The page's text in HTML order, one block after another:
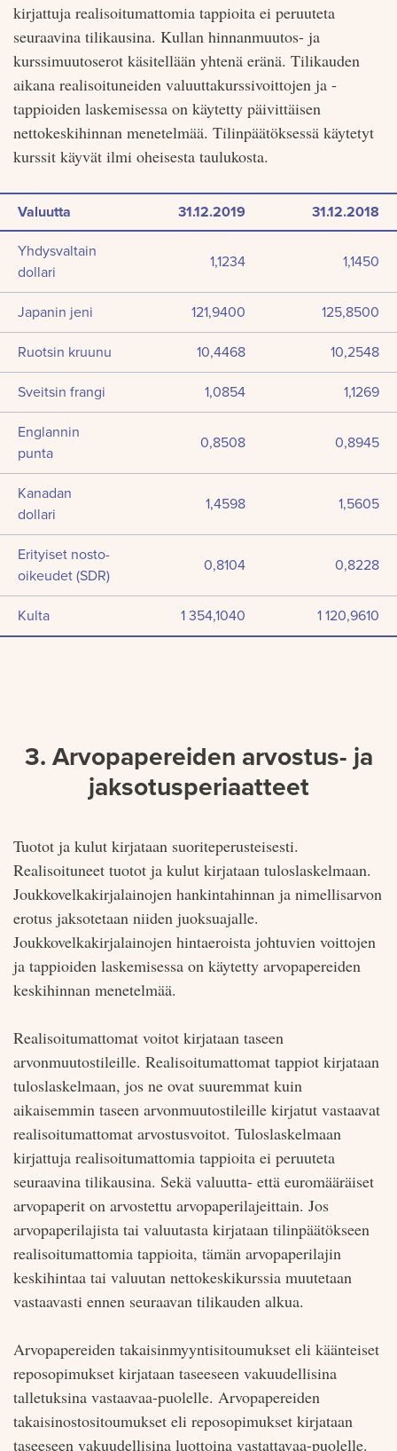
kirjattuja realisoitumattomia tap­pioita ei peruuteta
seuraavina tilikausina. Kullan hinnanmuutos- ja
kurssimuutoserot käsitellään yhtenä eränä. Tilikauden
aikana realisoituneiden valuuttakurssivoittojen ja -
tappioiden laskemisessa on käytetty päivittäisen
nettokeskihinnan menetelmää. Tilinpäätöksessä käytetyt
kurssit käyvät ilmi oheisesta taulukosta.
Valuutta 31.12.2019 31.12.2018
Yhdysvaltain
dollari
1,1234 1,1450
Japanin jeni 121,9400 125,8500
Ruotsin kruunu 10,4468 10,2548
Sveitsin frangi 1,0854 1,1269
Englannin
punta
0,8508 0,8945
Kanadan
dollari
1,4598 1,5605
Erityiset nosto-
oikeudet (SDR)
0,8104 0,8228
Kulta 1 354,1040 1 120,9610
3. Arvopapereiden arvostus- ja
jaksotusperiaatteet
Tuotot ja kulut kirjataan suoriteperusteisesti.
Realisoituneet tuotot ja kulut kirjataan tuloslaskelmaan.
Joukkovelkakirjalainojen hankintahinnan ja nimellisarvon
erotus jaksotetaan niiden juoksuajalle.
Joukkovelkakirjalainojen hintaeroista johtuvien voittojen
ja tappioiden laskemisessa on käytetty arvopapereiden
keskihinnan menetelmää.
Realisoitumattomat voitot kirjataan taseen
arvonmuutostileille. Realisoitumattomat tappiot kirjataan
tuloslaskelmaan, jos ne ovat suuremmat kuin
aikaisemmin taseen arvonmuutostileille kirjatut vastaavat
realisoitumattomat arvostusvoitot. Tuloslaskelmaan
kirjattuja realisoitumattomia tappioita ei peruuteta
seuraavina tilikausina. Sekä valuutta- että euromääräiset
arvopaperit on arvostettu arvopaperilajeittain. Jos
arvopaperilajista tai valuutasta kirjataan tilinpäätökseen
realisoitumattomia tappioita, tämän arvopaperilajin
keskihintaa tai valuutan nettokeskikurssia muutetaan
vastaavasti ennen seuraavan tilikauden alkua.
Arvopapereiden takaisinmyyntisitoumukset eli käänteiset
reposopimukset kirjataan taseeseen vakuudellisina
talletuksina vastaavaa-puolelle. Arvopapereiden
takaisinostositoumukset eli reposopimukset kirjataan
taseeseen vakuudellisina luottoina vastattavaa-puolelle.